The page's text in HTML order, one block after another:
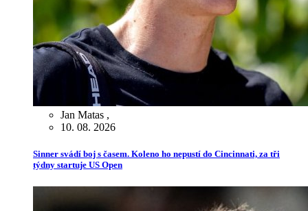
Jan Matas ,
10. 08. 2026
Sinner svádí boj s časem. Koleno ho nepustí do Cincinnati, za tři
týdny startuje US Open